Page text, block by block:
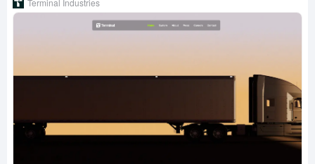
Terminal Industries